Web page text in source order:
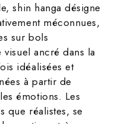
shin hanga désigne
méconnues,
sur bols
ancré dans la
idéalisées et
à partir de
émotions. Les
que réalistes, se